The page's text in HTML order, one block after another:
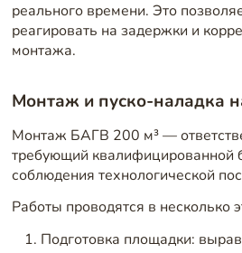
реального времени. Это
реагировать на задержки и
монтажа.
Монтаж и пуско-наладка
Монтаж БАГВ 200 м³ —
требующий квалифицированной
соблюдения технологической
Работы проводятся в несколько
Подготовка площадки: